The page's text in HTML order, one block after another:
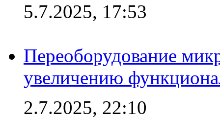
5.7.2025, 17:53
Переоборудование
увеличению
2.7.2025, 22:10